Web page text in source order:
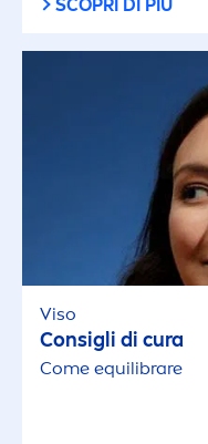
SCOPRI DI PIÙ
Viso
Consigli di cura
Come equilibrare